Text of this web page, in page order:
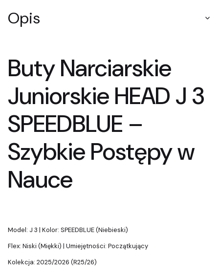
Opis
Buty Narciarskie
Juniorskie HEAD J 3
SPEEDBLUE –
Szybkie Postępy w
Nauce
Model: J 3 | Kolor: SPEEDBLUE (Niebieski)
Flex: Niski (Miękki) | Umiejętności: Początkujący
Kolekcja: 2025/2026 (R25/26)